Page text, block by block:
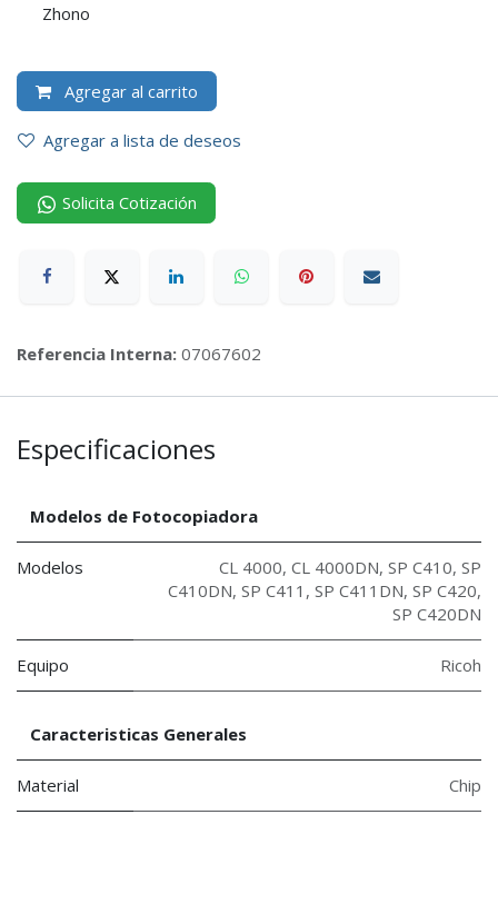
Zhono
Agregar al carrito
Agregar a lista de deseos
Solicita Cotización
Referencia Interna: 07067602
Especificaciones
Modelos de Fotocopiadora
Modelos CL 4000, CL 4000DN, SP C410, SP
C410DN, SP C411 , SP C411DN, SP C420,
SP C420DN
Equipo Ricoh
Caracteristicas Generales
Material Chip